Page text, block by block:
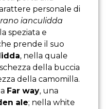
personale di
ianculidda
speziata e
prende il suo
, nella quale
della buccia
della camomilla.
Far way, una
ale; nella white